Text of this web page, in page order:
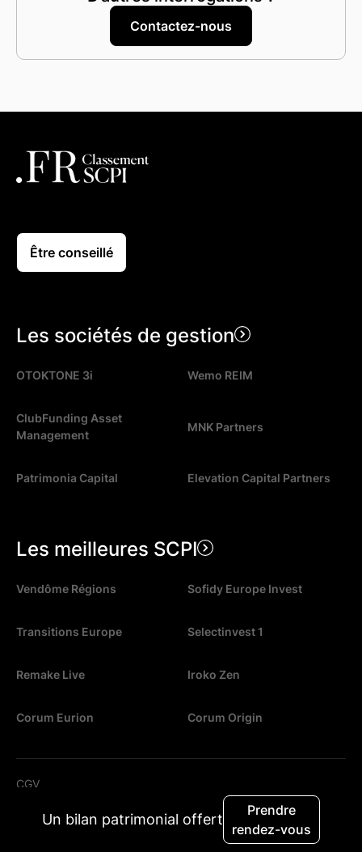
Contactez-nous
Être conseillé
Les sociétés de gestion
OTOKTONE 3i Wemo REIM
ClubFunding Asset
Management
MNK Partners
Patrimonia Capital Elevation Capital Partners
Les meilleures SCPI
Vendôme Régions Sofidy Europe Invest
Transitions Europe Selectinvest 1
Remake Live Iroko Zen
Corum Eurion Corum Origin
CGV
Mentions légales
Un bilan patrimonial offert
Prendre
rendez-vous